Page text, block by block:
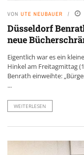
VON UTE NEUBAUER
Düsseldorf
neue
Eigentlich war es ein
Hinkel am Freitagmittag
Benrath einweihte:
...
WEITERLESEN